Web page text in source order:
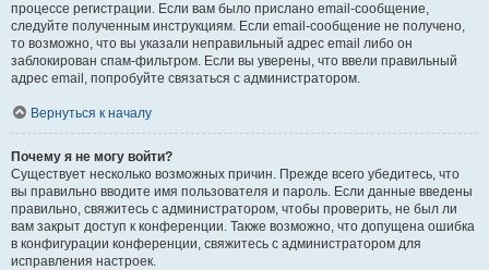
процессе регистрации. Если вам было прислано email-сообщение,
следуйте полученным инструкциям. Если email-сообщение не получено,
то возможно, что вы указали неправильный адрес email либо он
заблокирован спам-фильтром. Если вы уверены, что ввели правильный
адрес email, попробуйте связаться с администратором.
Вернуться к началу
Почему я не могу войти?
Существует несколько возможных причин. Прежде всего убедитесь, что
вы правильно вводите имя пользователя и пароль. Если данные введены
правильно, свяжитесь с администратором, чтобы проверить, не был ли
вам закрыт доступ к конференции. Также возможно, что допущена ошибка
в конфигурации конференции, свяжитесь с администратором для
исправления настроек.